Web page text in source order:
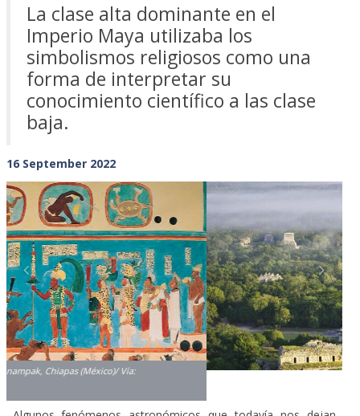
La clase alta dominante en el
Imperio Maya utilizaba los
simbolismos religiosos como una
forma de interpretar su
conocimiento científico a las clase
baja.
16 September 2022
Previous Next
atónitos por su belleza y grandiosidad, sirvieron